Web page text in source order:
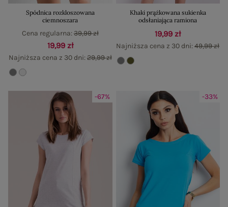
Spódnica rozkloszowana
ciemnoszara
19,99 zł
Najniższa cena z 30 dni:29,99 zł
Cena regularna:39,99 zł
Khaki prążkowana sukienka
odsłaniająca ramiona
19,99 zł
Najniższa cena z 30 dni:49,99 zł
-67% -33%